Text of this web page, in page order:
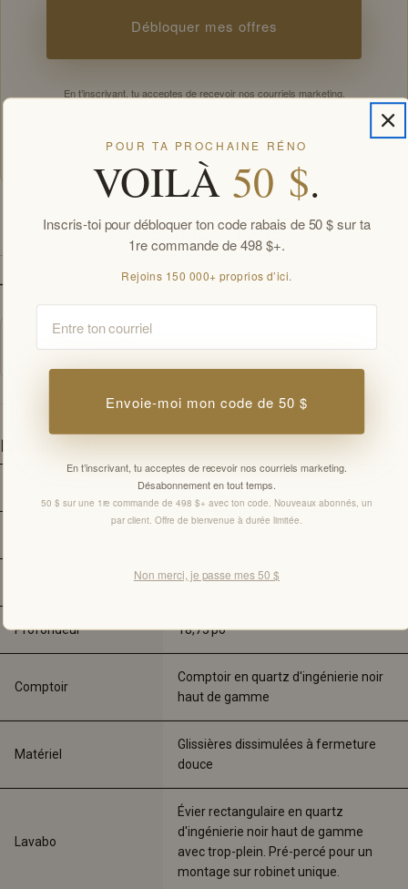
Débloquer mes offres
En t’inscrivant, tu acceptes de recevoir nos courriels marketing.
bienvenue par client.
SPÉCIFICATIONS
TÉLÉCHARGEMENTS
Détails
Fiori
36 po
Profondeur 18,75 po
Comptoir
Comptoir en quartz d'ingénierie noir
haut de gamme
Matériel
Glissières dissimulées à fermeture
douce
Lavabo
Évier rectangulaire en quartz
d'ingénierie noir haut de gamme
avec trop-plein. Pré-percé pour un
montage sur robinet unique.
POUR TA PROCHAINE RÉNO
VOILÀ 50 $.
Inscris-toi pour débloquer ton code rabais de 50 $ sur ta
1re commande de 498 $+.
Rejoins 150 000+ proprios d’ici.
Envoie-moi mon code de 50 $
En t’inscrivant, tu acceptes de recevoir nos courriels marketing.
Désabonnement en tout temps.
50 $ sur une 1re commande de 498 $+ avec ton code. Nouveaux abonnés, un
par client. Offre de bienvenue à durée limitée.
Non merci, je passe mes 50 $